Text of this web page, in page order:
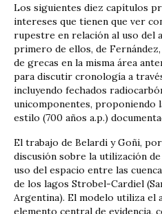
Los siguientes diez capítulos
intereses que tienen que ver
rupestre en relación al uso del
primero de ellos, de
de grecas en la misma área
para discutir cronología a
incluyendo fechados
unicomponentes, proponiendo
estilo (700 años a.p.)
El trabajo de Belardi y Goñi,
discusión sobre la utilización
uso del espacio entre las
de los lagos Strobel-Cardiel
Argentina). El modelo utiliza el
elemento central de evidencia,